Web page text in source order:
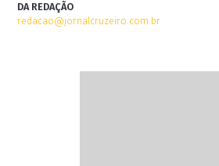
DA REDAÇÃO
redacao@jornalcruzeiro.com.br